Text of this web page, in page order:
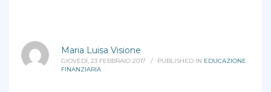
Maria Luisa Visione
GIOVEDÌ, 23 FEBBRAIO 2017 / PUBLISHED IN EDUCAZIONE
FINANZIARIA